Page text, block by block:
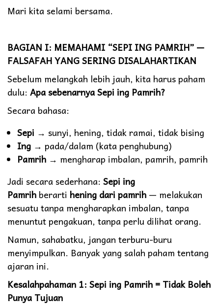
Mari kita selami bersama.
BAGIAN I: MEMAHAMI “SEPI ING PAMRIH” —
FALSAFAH YANG SERING DISALAHARTIKAN
Sebelum melangkah lebih jauh, kita harus paham
dulu: Apa sebenarnya Sepi ing Pamrih?
Secara bahasa:
Sepi → sunyi, hening, tidak ramai, tidak bising
Ing → pada/dalam (kata penghubung)
Pamrih → mengharap imbalan, pamrih, pamrih
Jadi secara sederhana: Sepi ing
Pamrih berarti hening dari pamrih — melakukan
sesuatu tanpa mengharapkan imbalan, tanpa
menuntut pengakuan, tanpa perlu dilihat orang.
Namun, sahabatku, jangan terburu-buru
menyimpulkan. Banyak yang salah paham tentang
ajaran ini.
Kesalahpahaman 1: Sepi ing Pamrih = Tidak Boleh
Punya Tujuan